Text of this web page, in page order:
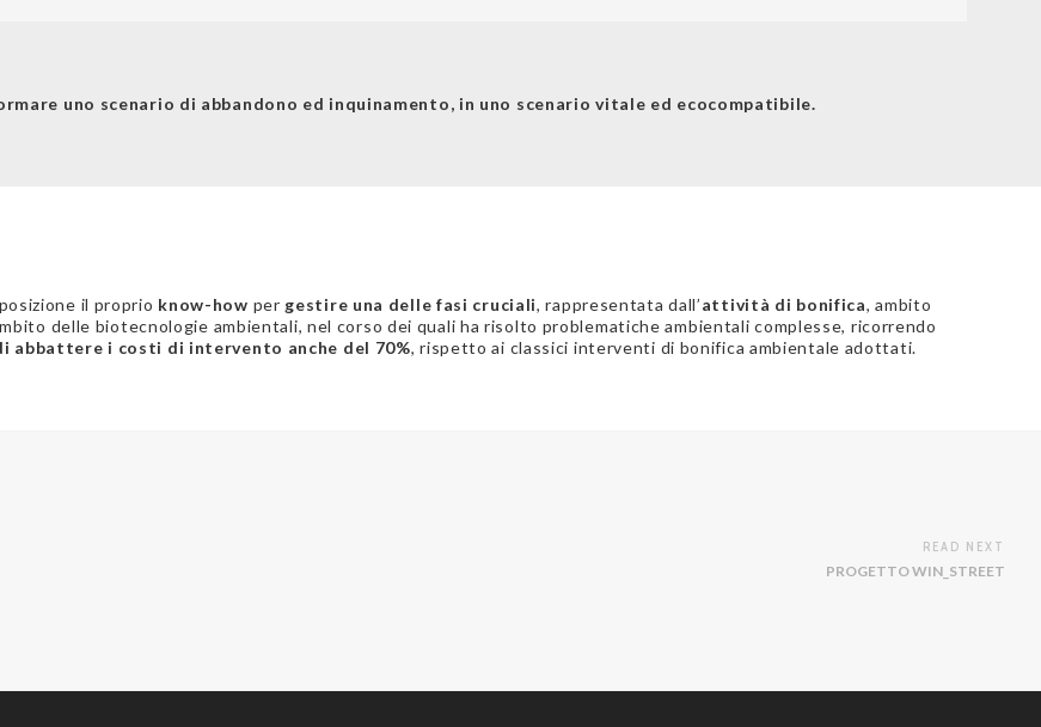
uno scenario di abbandono ed inquinamento, in uno scenario vitale ed ecocompatibile.
il proprio know-how per gestire una delle fasi cruciali, rappresentata dall’attività di bonifica, ambito
delle biotecnologie ambientali, nel corso dei quali ha risolto problematiche ambientali complesse, ricorrendo
abbattere i costi di intervento anche del 70%, rispetto ai classici interventi di bonifica ambientale adottati.
READ NEXT
PROGETTO WIN_STREET